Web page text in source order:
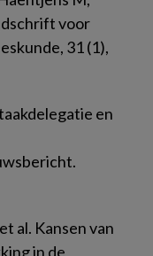
voor
31 (1),
en
al. Kansen van
in de